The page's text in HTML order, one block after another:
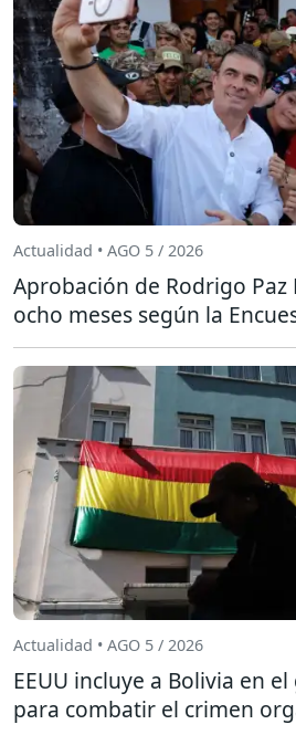
Actualidad • AGO 5 / 2026
Aprobación de Rodrigo Paz
ocho meses según la
Actualidad • AGO 5 / 2026
EEUU incluye a Bolivia en
para combatir el crimen